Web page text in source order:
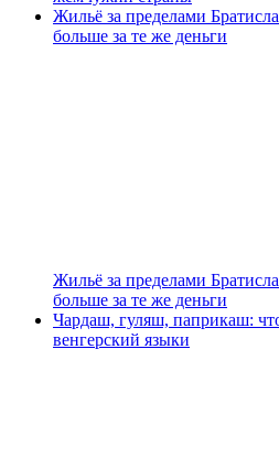
Жильё за пределами
больше за те же деньги
Жильё за пределами
больше за те же деньги
Чардаш, гуляш, паприкаш:
венгерский языки